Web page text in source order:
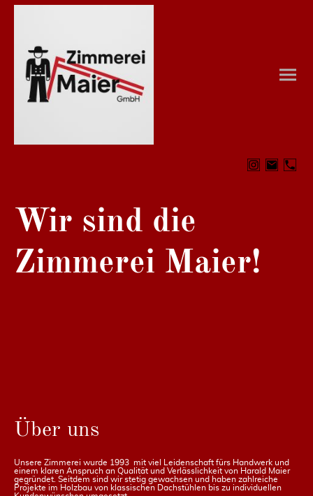
Wir sind die
Zimmerei Maier!
Über uns
Unsere Zimmerei wurde 1993 mit viel Leidenschaft fürs Handwerk und
einem klaren Anspruch an Qualität und Verlässlichkeit von Harald Maier
gegründet. Seitdem sind wir stetig gewachsen und haben zahlreiche
Projekte im Holzbau von klassischen Dachstühlen bis zu individuellen